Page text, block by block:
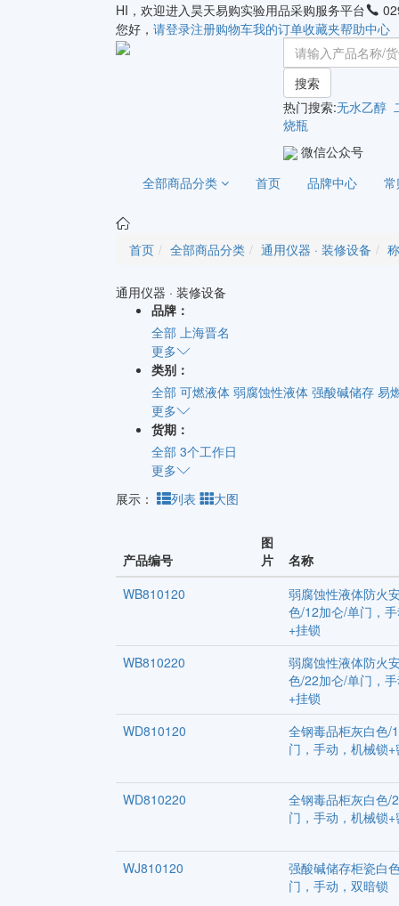
HI，欢迎进入昊天易购实验用品采购服务平台
您好， 请登录注册购物车我的订单收藏夹帮助中心
搜索
热门搜索:无水乙醇
烧瓶
微信公众号
全部商品分类
首页 品牌中心
首页 全部商品分类 通用仪器 · 装修设备
通用仪器 · 装修设备
品牌：
全部 上海晋名
更多
类别：
全部 可燃液体 弱腐蚀性液体 强酸碱储存 易
更多
货期：
全部 3个工作日
更多
展示：
列表 大图
产品编号
图
片
名称
WB810120
弱腐蚀性液体防火
色/12加仑/单门，
+挂锁
WB810220
弱腐蚀性液体防火
色/22加仑/单门，
+挂锁
WD810120
全钢毒品柜灰白色/
门，手动，机械锁
WD810220
全钢毒品柜灰白色/
门，手动，机械锁
WJ810120
强酸碱储存柜瓷白
门，手动，双暗锁